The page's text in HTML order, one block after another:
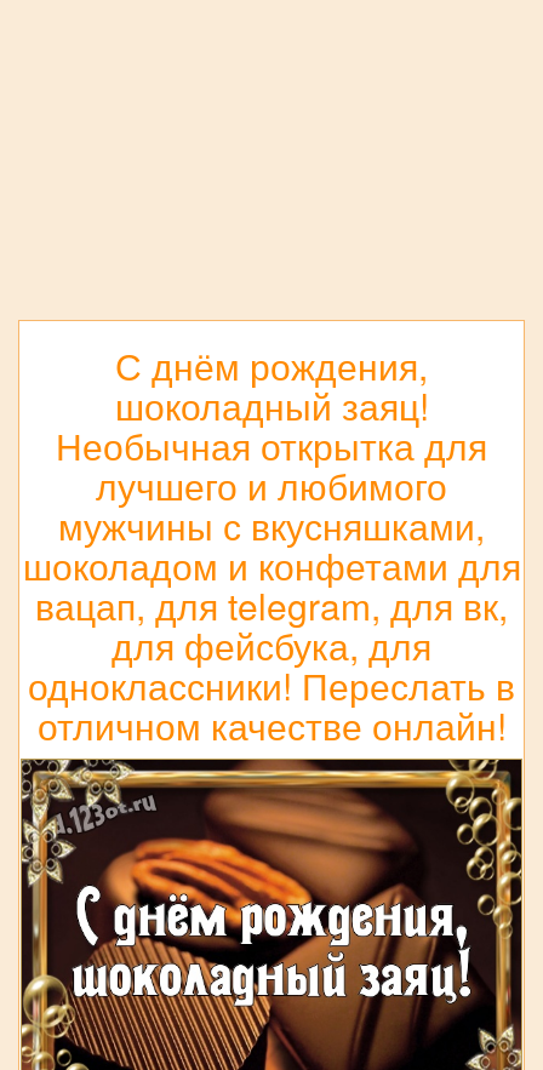
С днём рождения,
шоколадный заяц!
Необычная открытка для
лучшего и любимого
мужчины с вкусняшками,
шоколадом и конфетами для
вацап, для telegram, для вк,
для фейсбука, для
одноклассники! Переслать в
отличном качестве онлайн!